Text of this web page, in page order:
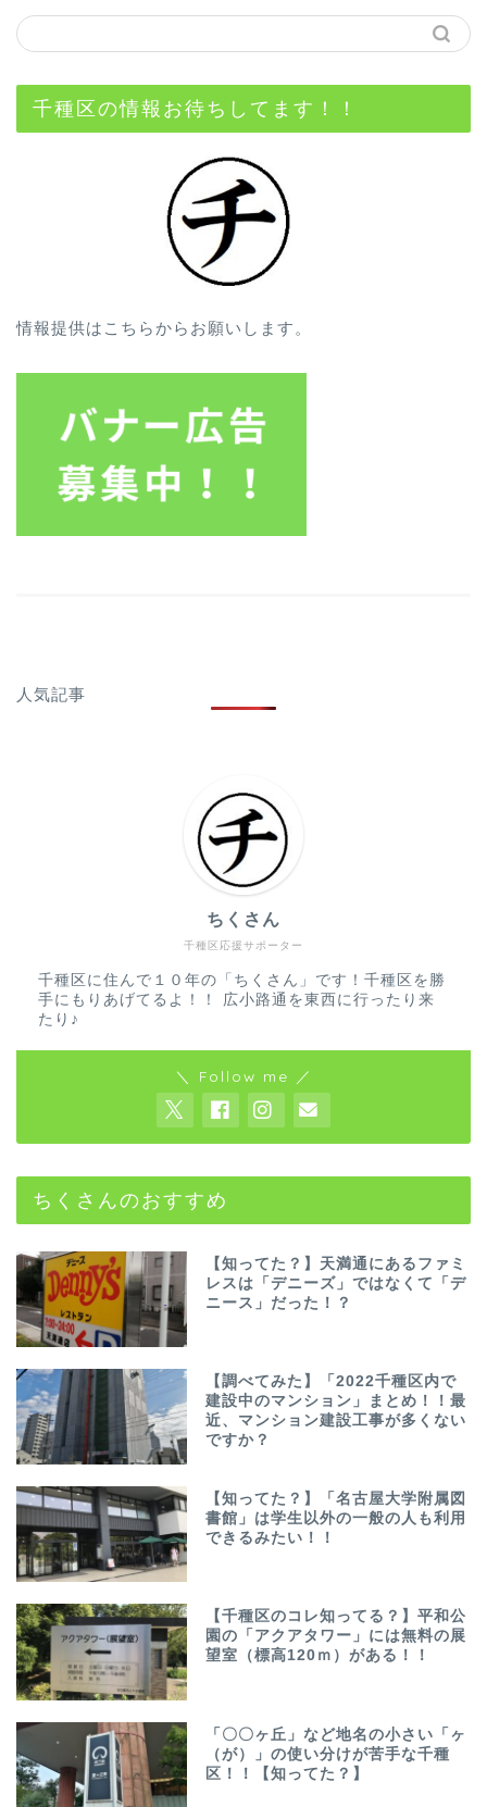
千種区の情報お待ちしてます！！
情報提供はこちらからお願いします。
人気記事
千種区応援サポーター
ちくさん
千種区に住んで１０年の「ちくさん」です！千種区を勝
手にもりあげてるよ！！ 広小路通を東西に行ったり来
たり♪
＼ Follow me ／
ちくさんのおすすめ
【知ってた？】天満通にあるファミ
レスは「デニーズ」ではなくて「デ
ニース」だった！？
【調べてみた】「2022千種区内で
建設中のマンション」まとめ！！最
近、マンション建設工事が多くない
ですか？
【知ってた？】「名古屋大学附属図
書館」は学生以外の一般の人も利用
できるみたい！！
【千種区のコレ知ってる？】平和公
園の「アクアタワー」には無料の展
望室（標高120ｍ）がある！！
「〇〇ヶ丘」など地名の小さい「ヶ
（が）」の使い分けが苦手な千種
区！！【知ってた？】